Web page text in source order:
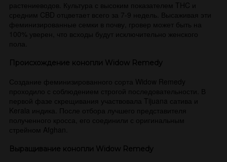
растениеводов. Культура с высоким показателем THC и
средним CBD отцветает всего за 7-9 недель. Высаживая эти
феминизированные семки в почву, гровер может быть на
100% уверен, что всходы будут исключительно женского
пола.
Происхождение конопли Widow Remedy
Создание феминизированного сорта Widow Remedy
проходило с соблюдением строгой последовательности. В
первой фазе скрещивания участвовала Tijuana сатива и
Kerala индика. После отбора лучшего представителя
полученного кросса, его соединили с оригинальным
стрейном Afghan.
Выращивание конопли Widow Remedy